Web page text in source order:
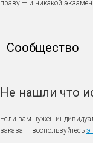
праву — и никакой
Сообщество
Не нашли что
Если вам нужен
заказа — воспользуйтесь